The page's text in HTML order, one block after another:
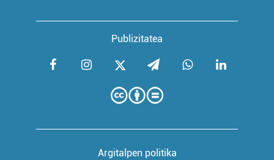
Publizitatea
Argitalpen politika